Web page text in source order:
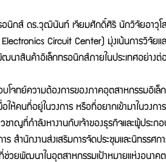
อนิกส์ ดร.วุฒินันท์ เจียมศักดิ์ศิริ นักวิจัยอาวุโส
Circuit Center) มุ่งเน้นการวิจัยแล
นค้าอิเล็กทรอนิกส์ภายในประเทศอย่างต่อ
ความต้องการของภาคอุตสาหกรรมอิเล็กท
คนที่อยู่ในวงการ หรือที่อยากเข้ามาในวงก
ญที่กำลังหางานกับเจ้าของธุรกิจและผู้ประกอ
สำนักงานส่งเสริมการจัดประชุมและนิทรรศ
วยพัฒนาในอุตสาหกรรมเป้าหมายแห่งอนาค